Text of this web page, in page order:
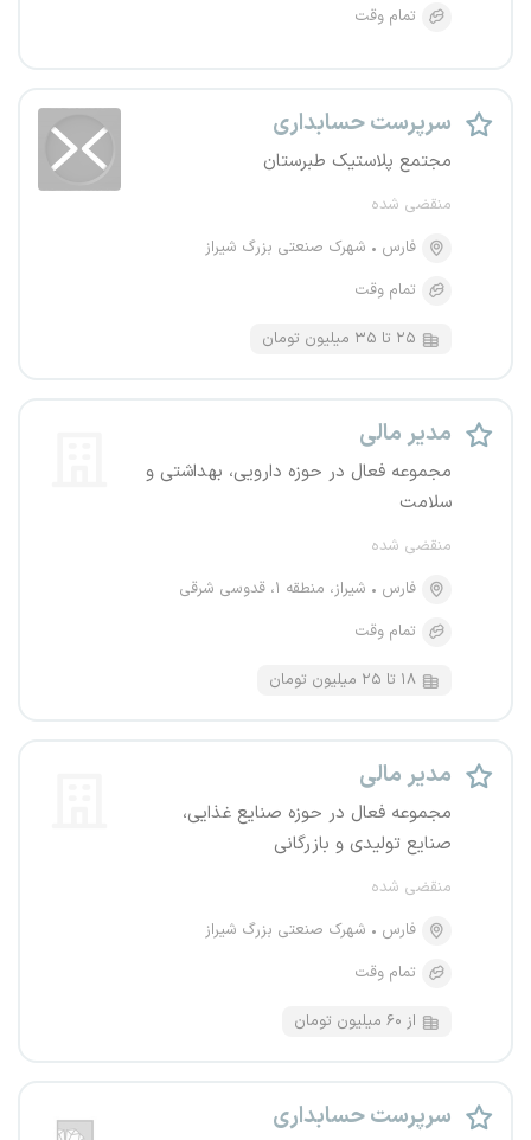
تمام وقت
سرپرست حسابداری
مجتمع پلاستیک طبرستان
منقضی شده
فارس
شهرک صنعتی بزرگ شیراز
تمام وقت
۲۵ تا ۳۵ میلیون تومان
مدیر مالی
مجموعه فعال در حوزه دارویی، بهداشتی و
سلامت
منقضی شده
فارس
شیراز، منطقه ۱، قدوسی شرقی
تمام وقت
۱۸ تا ۲۵ میلیون تومان
مدیر مالی
مجموعه فعال در حوزه صنایع غذایی،
صنایع تولیدی و بازرگانی
منقضی شده
فارس
شهرک صنعتی بزرگ شیراز
تمام وقت
از ۶۰ میلیون تومان
سرپرست حسابداری